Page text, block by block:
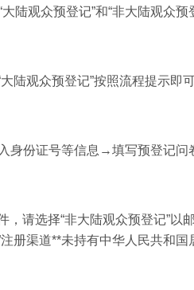
陆观众预登记”和“非大陆观众预
陆观众预登记”按照流程提示即
身份证号等信息→填写预登记问
请选择“非大陆观众预登记”以
册渠道**未持有中华人民共和国